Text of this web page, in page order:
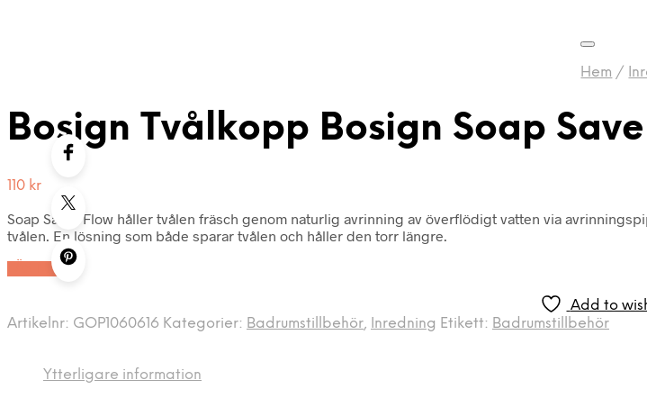
Hem /
Bosign Tvålkopp Bosign Soap
110 kr
Soap Saver Flow håller tvålen fräsch genom naturlig avrinning av överflödigt vatten via
tvålen. En lösning som både sparar tvålen och håller den torr längre.
LÄS MER
Add to
Artikelnr: GOP1060616 Kategorier: Badrumstillbehör, Inredning Etikett: Badrumstillbehör
Ytterligare information